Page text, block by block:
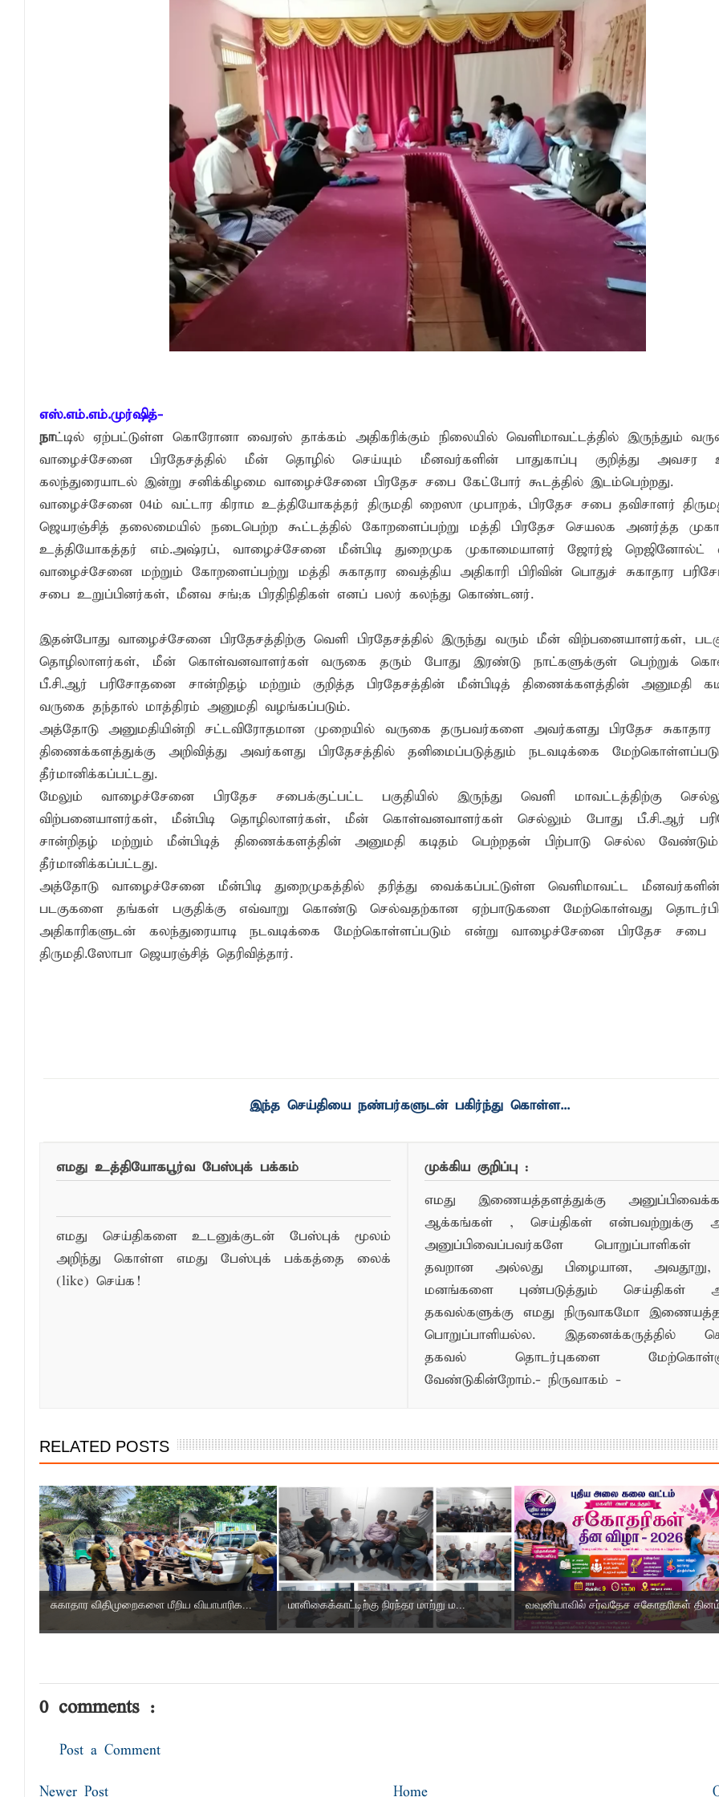
NGO சட்டமூலத்திற்கு எதிராக பாராளுமன்ற உறுப்பினர்கள் வாக்களிக்க வேண்டும் – மனித உரிமைகள்
அக்கரைப்பற்று பொலிஸ் பிரிவில் அதிரடிப் போக்குவரத்துச் சோதனை- 187 வழக்குகள் பதிவு, 23 மோட்டார்
தென்கிழக்குப் பல்கலைக்கழகத்தில் புவித் தகவல் தொழில்நுட்ப குறுகியகால கற்கைநெறி ஆரம்பம்: பன்முகக்
காலத்தின் தேவை – பீடாதிபதி பேராசிரியர் எம். எம். பாஸில்
தீகவாபியில் பயிர்ச்செய்கைகள் நாசம்- அறுவடைக்குத் தயாராகவிருந்த நெல் வயல்களை துவம்சம் செய்த
தென்கிழக்குப் பல்கலைக்கழகத்திற்கு மேலும் ஓர் பெருமை
தென்கிழக்குப் பல்கலையில் மூன்று நாட்கள், ஒன்பது அமர்வுகள்; 3,397 பட்டதாரிகளுக்கு பட்டங்கள் –
நினைவுப் பதக்கங்கள் மற்றும் சிறப்புப் பரிசுகள்
இலங்கை அஹ்திய்யா பாடசாலைகளின் 75ஆவது ஆண்டு பவள விழா ஏற்பாடுகள் தொடர்பாக அம்பாறை
தென்கிழக்குப் பல்கலைக்கழக ஊழியர் சங்கத்தின் புதிய செயலாளராக நாபி எம். முஸ்னி பதவியேற்பு
வியப்பில் ஆழ்த்தும் விபூதி மலை! – கதிர்காமத்தின் மறைந்திருக்கும் அதிசயம்
சாய்ந்தமருது ரியல் பிளாஸ்டர் விளையாட்டுக் கழகத்தின் ரீஜென்சி டி20 பிளாஸ்ட் கிரிக்கெட் சுற்றுப்போட்டி
நிதி மோசடிகளைத் தடுப்பதற்காக மத்திய வங்கி – பொலிஸார் இணைந்து அம்பாறையில் விசேட விழிப்புணர்வு
எஸ்.எம்.எம்.முர்ஷித்-
நாட்டில் ஏற்பட்டுள்ள கொரோனா வைரஸ் தாக்கம் அதிகரிக்கும் நிலையில் வெளிமாவட்டத்தில் இருந்தும்
வாழைச்சேனை பிரதேசத்தில் மீன் தொழில் செய்யும் மீனவர்களின் பாதுகாப்பு குறித்து அவசர
கலந்துரையாடல் இன்று சனிக்கிழமை வாழைச்சேனை பிரதேச சபை கேட்போர் கூடத்தில் இடம்பெற்றது.
வாழைச்சேனை 04ம் வட்டார கிராம உத்தியோகத்தர் திருமதி றைஸா முபாறக், பிரதேச சபை தவிசாளர்
ஜெயரஞ்சித் தலைமையில் நடைபெற்ற கூட்டத்தில் கோறளைப்பற்று மத்தி பிரதேச செயலக அனர்த்த
உத்தியோகத்தர் எம்.அஷ்ரப், வாழைச்சேனை மீன்பிடி துறைமுக முகாமையாளர் ஜோர்ஜ் றெஜினோல்ட்
வாழைச்சேனை மற்றும் கோறளைப்பற்று மத்தி சுகாதார வைத்திய அதிகாரி பிரிவின் பொதுச் சுகாதார
சபை உறுப்பினர்கள், மீனவ சங்;க பிரதிநிதிகள் எனப் பலர் கலந்து கொண்டனர்.
இதன்போது வாழைச்சேனை பிரதேசத்திற்கு வெளி பிரதேசத்தில் இருந்து வரும் மீன் விற்பனையாளர்கள்,
தொழிலாளர்கள், மீன் கொள்வனவாளர்கள் வருகை தரும் போது இரண்டு நாட்களுக்குள் பெற்றுக்
பீ.சி.ஆர் பரிசோதனை சான்றிதழ் மற்றும் குறித்த பிரதேசத்தின் மீன்பிடித் திணைக்களத்தின் அனுமதி
வருகை தந்தால் மாத்திரம் அனுமதி வழங்கப்படும்.
அத்தோடு அனுமதியின்றி சட்டவிரோதமான முறையில் வருகை தருபவர்களை அவர்களது பிரதேச
திணைக்களத்துக்கு அறிவித்து அவர்களது பிரதேசத்தில் தனிமைப்படுத்தும் நடவடிக்கை
தீர்மானிக்கப்பட்டது.
மேலும் வாழைச்சேனை பிரதேச சபைக்குட்பட்ட பகுதியில் இருந்து வெளி மாவட்டத்திற்கு
விற்பனையாளர்கள், மீன்பிடி தொழிலாளர்கள், மீன் கொள்வனவாளர்கள் செல்லும் போது பீ.சி.ஆர்
சான்றிதழ் மற்றும் மீன்பிடித் திணைக்களத்தின் அனுமதி கடிதம் பெற்றதன் பிற்பாடு செல்ல
தீர்மானிக்கப்பட்டது.
அத்தோடு வாழைச்சேனை மீன்பிடி துறைமுகத்தில் தரித்து வைக்கப்பட்டுள்ள வெளிமாவட்ட மீனவர்களின்
படகுகளை தங்கள் பகுதிக்கு எவ்வாறு கொண்டு செல்வதற்கான ஏற்பாடுகளை மேற்கொள்வது
அதிகாரிகளுடன் கலந்துரையாடி நடவடிக்கை மேற்கொள்ளப்படும் என்று வாழைச்சேனை பிரதேச சபை
திருமதி.ஸோபா ஜெயரஞ்சித் தெரிவித்தார்.
இந்த செய்தியை நண்பர்களுடன் பகிர்ந்து கொள்ள...
எமது உத்தியோகபூர்வ பேஸ்புக் பக்கம்
எமது செய்திகளை உடனுக்குடன் பேஸ்புக் மூலம்
அறிந்து கொள்ள எமது பேஸ்புக் பக்கத்தை லைக்
(like) செய்க!
முக்கிய குறிப்பு :
எமது இணையத்தளத்துக்கு
ஆக்கங்கள் , செய்திகள் என்பவற்றுக்கு
அனுப்பிவைப்பவர்களே பொறுப்பாளிகள்
தவறான அல்லது பிழையான, அவதூறு,
மனங்களை புண்படுத்தும் செய்திகள்
தகவல்களுக்கு எமது நிருவாகமோ
பொறுப்பாளியல்ல. இதனைக்கருத்தில்
தகவல் தொடர்புகளை
வேண்டுகின்றோம்.- நிருவாகம் -
RELATED POSTS
சுகாதார விதிமுறைகளை மீறிய வியாபாரிக... மாளிகைக்காட்டிற்கு நிரந்தர மாற்று ம... வவுனியாவில் சர்வதேச சகோதரிகள்
0 comments :
Post a Comment
Newer Post Home